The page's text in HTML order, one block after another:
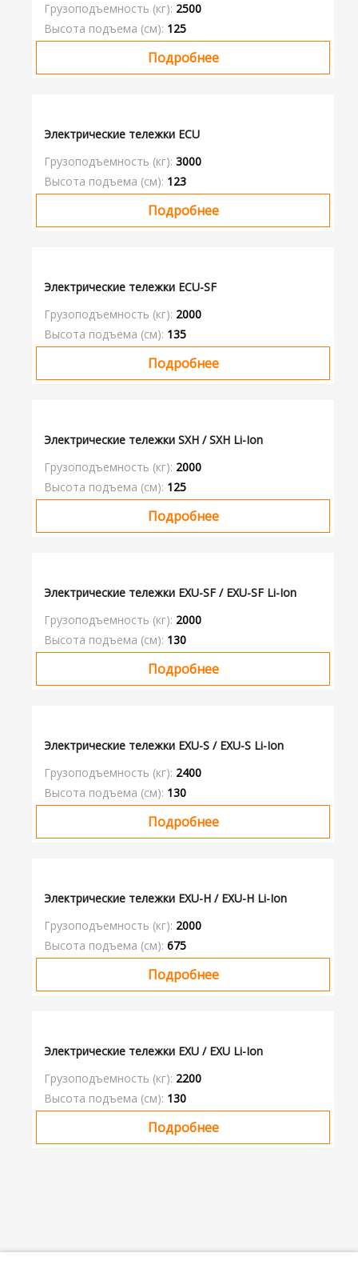
Грузоподъемность (кг): 2500
Высота подъема (см): 125
Подробнее
Электрические тележки ECU
Грузоподъемность (кг): 3000
Высота подъема (см): 123
Подробнее
Электрические тележки ECU-SF
Грузоподъемность (кг): 2000
Высота подъема (см): 135
Подробнее
Электрические тележки SXH / SXH Li-Ion
Грузоподъемность (кг): 2000
Высота подъема (см): 125
Подробнее
Электрические тележки EXU-SF / EXU-SF Li-Ion
Грузоподъемность (кг): 2000
Высота подъема (см): 130
Подробнее
Электрические тележки EXU-S / EXU-S Li-Ion
Грузоподъемность (кг): 2400
Высота подъема (см): 130
Подробнее
Электрические тележки EXU-H / EXU-H Li-Ion
Грузоподъемность (кг): 2000
Высота подъема (см): 675
Подробнее
Электрические тележки EXU / EXU Li-Ion
Грузоподъемность (кг): 2200
Высота подъема (см): 130
Подробнее